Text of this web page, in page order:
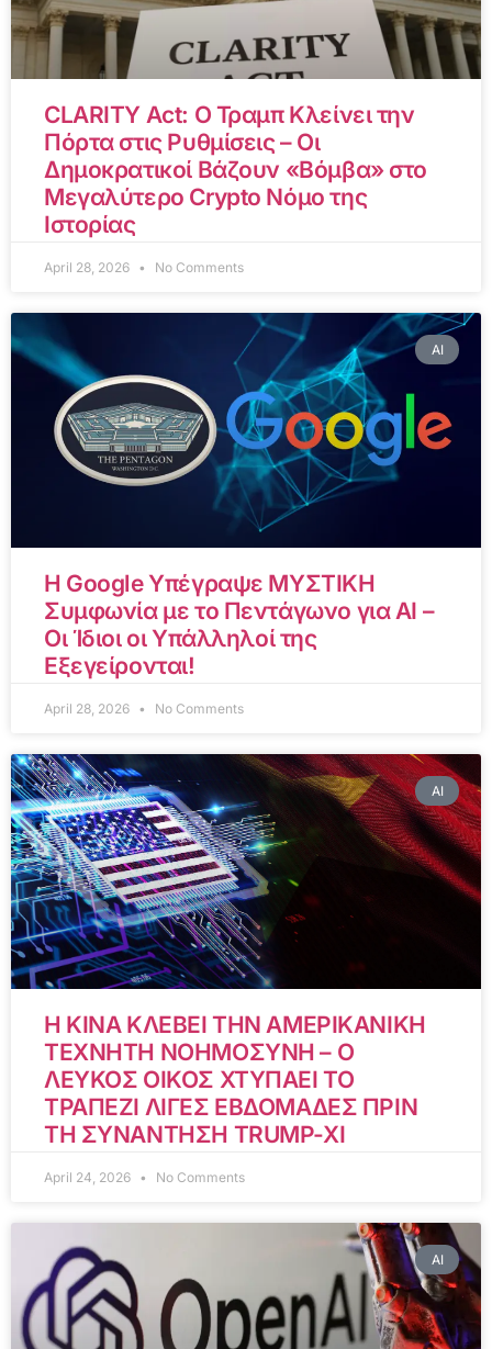
CLARITY Act: Ο Τραμπ Κλείνει την
Πόρτα στις Ρυθμίσεις – Οι
Δημοκρατικοί Βάζουν «Βόμβα» στο
Μεγαλύτερο Crypto Νόμο της
Ιστορίας
April 28, 2026 No Comments
AI
Η Google Υπέγραψε ΜΥΣΤΙΚΗ
Συμφωνία με το Πεντάγωνο για AI –
Οι Ίδιοι οι Υπάλληλοί της
Εξεγείρονται!
April 28, 2026 No Comments
AI
Η ΚΙΝΑ ΚΛΕΒΕΙ ΤΗΝ ΑΜΕΡΙΚΑΝΙΚΗ
ΤΕΧΝΗΤΗ ΝΟΗΜΟΣΥΝΗ – Ο
ΛΕΥΚΟΣ ΟΙΚΟΣ ΧΤΥΠΑΕΙ ΤΟ
ΤΡΑΠΕΖΙ ΛΙΓΕΣ ΕΒΔΟΜΑΔΕΣ ΠΡΙΝ
ΤΗ ΣΥΝΑΝΤΗΣΗ TRUMP-XI
April 24, 2026 No Comments
AI